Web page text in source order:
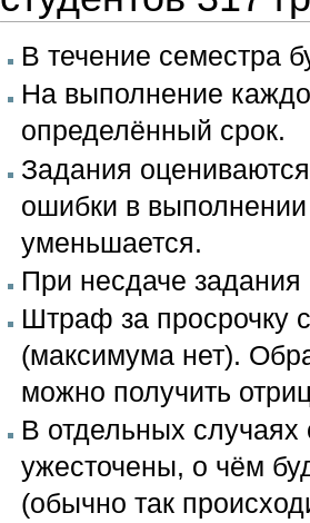
В течение семестра
На выполнение
определённый срок.
Задания
ошибки в выполнении
уменьшается.
При несдаче задания
Штраф за просрочку
(максимума нет).
можно получить
В отдельных случаях
ужесточены, о чём
(обычно так